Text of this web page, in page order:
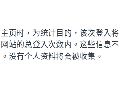
页时，为统计目的，该次登入将
站的总登入次数内。这些信息不
没有个人资料将会被收集。